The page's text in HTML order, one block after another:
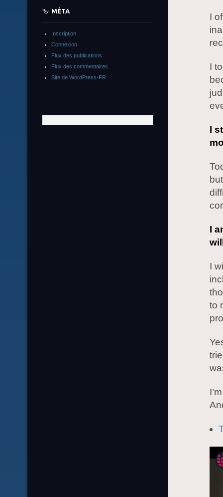
I
I
I
I
I
to
MÉTA
Inscription
Connexion
Flux des publications
Flux des commentaires
Site de WordPress-FR